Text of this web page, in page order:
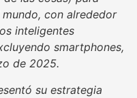
con alrededor
inteligentes
smartphones,
de 2025.
su estrategia